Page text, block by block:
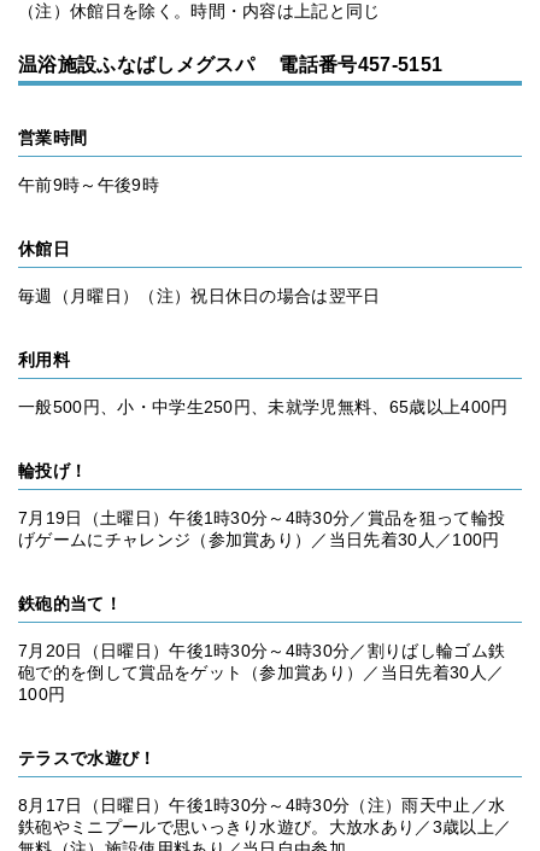
（注）休館日を除く。時間・内容は上記と同じ
温浴施設ふなばしメグスパ 電話番号457-5151
営業時間
午前9時～午後9時
休館日
毎週（月曜日）（注）祝日休日の場合は翌平日
利用料
一般500円、小・中学生250円、未就学児無料、65歳以上400円
輪投げ！
7月19日（土曜日）午後1時30分～4時30分／賞品を狙って輪投
げゲームにチャレンジ（参加賞あり）／当日先着30人／100円
鉄砲的当て！
7月20日（日曜日）午後1時30分～4時30分／割りばし輪ゴム鉄
砲で的を倒して賞品をゲット（参加賞あり）／当日先着30人／
100円
テラスで水遊び！
8月17日（日曜日）午後1時30分～4時30分（注）雨天中止／水
鉄砲やミニプールで思いっきり水遊び。大放水あり／3歳以上／